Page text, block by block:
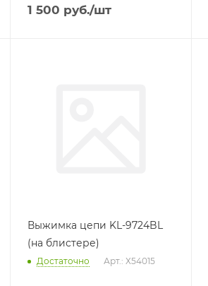
1 500 руб./шт
Выжимка цепи KL-9724BL
(на блистере)
Достаточно Арт.: Х54015